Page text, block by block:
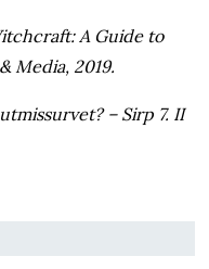
A Guide to
Media, 2019.
– Sirp 7. II